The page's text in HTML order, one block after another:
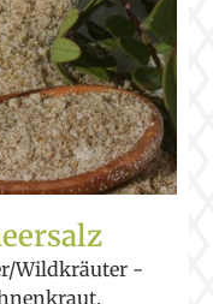
Wildkräuter -